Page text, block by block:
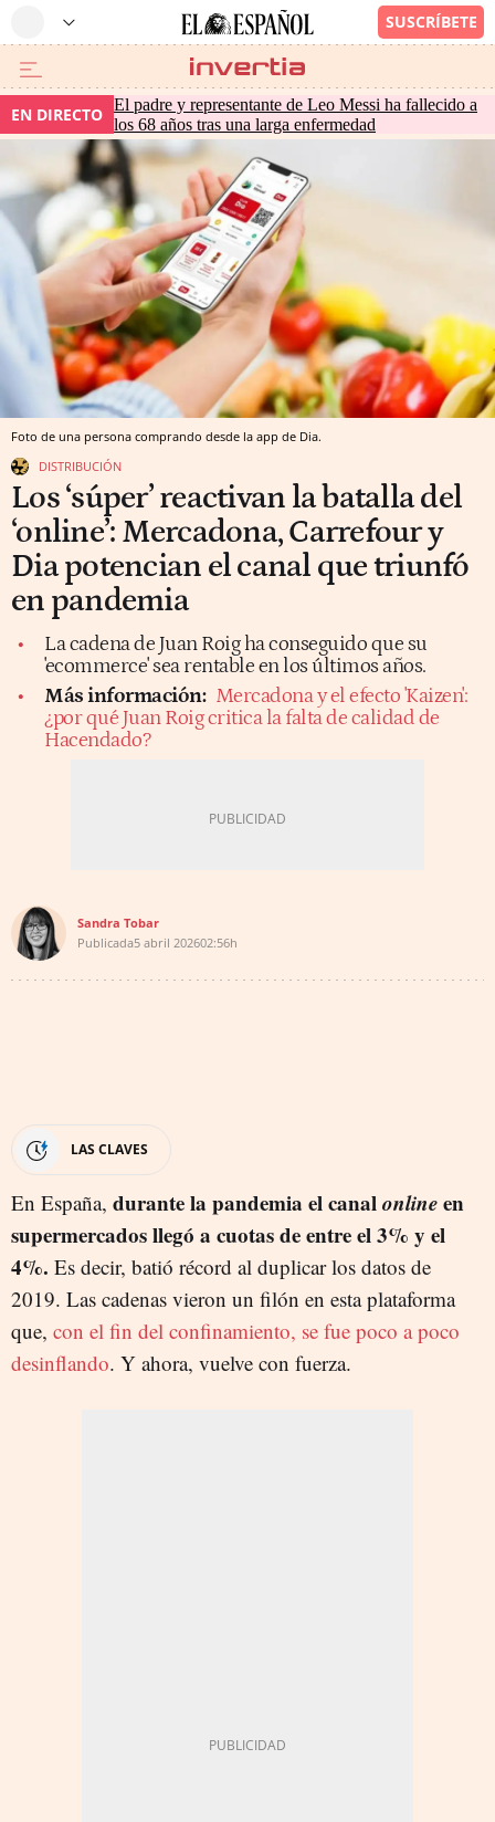
EN DIRECTO El padre y representante de Leo Messi ha fallecido a
los 68 años tras una larga enfermedad
Foto de una persona comprando desde la app de Dia.
DISTRIBUCIÓN
Los ‘súper’ reactivan la batalla del
‘online’: Mercadona, Carrefour y
Dia potencian el canal que triunfó
en pandemia
La cadena de Juan Roig ha conseguido que su
'ecommerce' sea rentable en los últimos años.
Más información: Mercadona y el efecto 'Kaizen':
¿por qué Juan Roig critica la falta de calidad de
Hacendado?
Sandra Tobar
Publicada5 abril 202602:56h
LAS CLAVES
En España, durante la pandemia el canalonlineen
supermercados llegó a cuotas de entre el 3% y el
4%. Es decir, batió récord al duplicar los datos de
2019. Las cadenas vieron un filón en esta plataforma
que, con el fin del confinamiento, se fue poco a poco
desinflando. Y ahora, vuelve con fuerza.